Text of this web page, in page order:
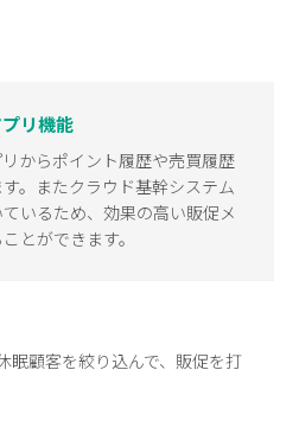
リ機能
からポイント履歴や売買履歴
。またクラウド基幹システム
いるため、効果の高い販促メ
とができます。
眠顧客を絞り込んで、販促を打